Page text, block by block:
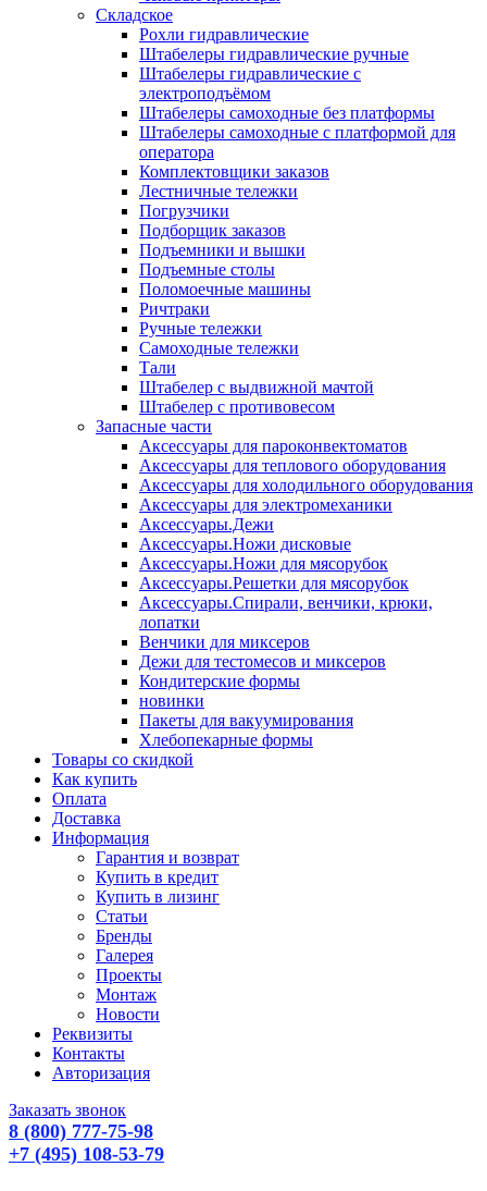
Складское
Рохли гидравлические
Штабелеры гидравлические ручные
Штабелеры гидравлические с
электроподъёмом
Штабелеры самоходные без платформы
Штабелеры самоходные с платформой для
оператора
Комплектовщики заказов
Лестничные тележки
Погрузчики
Подборщик заказов
Подъемники и вышки
Подъемные столы
Поломоечные машины
Ричтраки
Ручные тележки
Самоходные тележки
Тали
Штабелер с выдвижной мачтой
Штабелер с противовесом
Запасные части
Аксессуары для пароконвектоматов
Аксессуары для теплового оборудования
Аксессуары для холодильного оборудования
Аксессуары для электромеханики
Аксессуары.Дежи
Аксессуары.Ножи дисковые
Аксессуары.Ножи для мясорубок
Аксессуары.Решетки для мясорубок
Аксессуары.Спирали, венчики, крюки,
лопатки
Венчики для миксеров
Дежи для тестомесов и миксеров
Кондитерские формы
новинки
Пакеты для вакуумирования
Хлебопекарные формы
Товары со скидкой
Как купить
Оплата
Доставка
Информация
Гарантия и возврат
Купить в кредит
Купить в лизинг
Статьи
Бренды
Галерея
Проекты
Монтаж
Новости
Реквизиты
Контакты
Авторизация
Заказать звонок
8 (800) 777-75-98
+7 (495) 108-53-79